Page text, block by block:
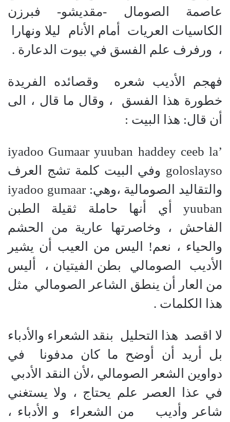
عاصمة الصومال -مقديشو- فبرزن
الكاسيات العريات أمام الأنام ليلا ونهارا
، ورفرف علم الفسق في بيوت الدعارة .
فهجم الأديب شعره وقصائده الفريدة
خطورة هذا الفسق ، وقال ما قال ، الى
أن قال: هذا البيت :
iyadoo Gumaar yuuban haddey ceeb la’
goloslayso وفي البيت كلمة تشج العرف
والتقاليد الصومالية ،وهي: iyadoo gumaar
yuuban أي أنها حاملة ثقيلة الطبن
الفاحش ، وخاصرتها عارية من الحشم
والحياء ، نعم! اليس من العيب أن يشير
الأديب الصومالي بطن الفيتيان ، أليس
من العار أن ينطق الشاعر الصومالي مثل
هذا الكلمات .
لا اقصد هذا التحليل بنقد الشعراء والأدباء
بل أريد أن أوضح ما كان مدفونا في
دواوين الشعر الصومالي ،لأن النقد الأدبي
في عذا العصر علم يحتاج ، ولا يستغني
شاعر وأديب من الشعراء و الأدباء ،